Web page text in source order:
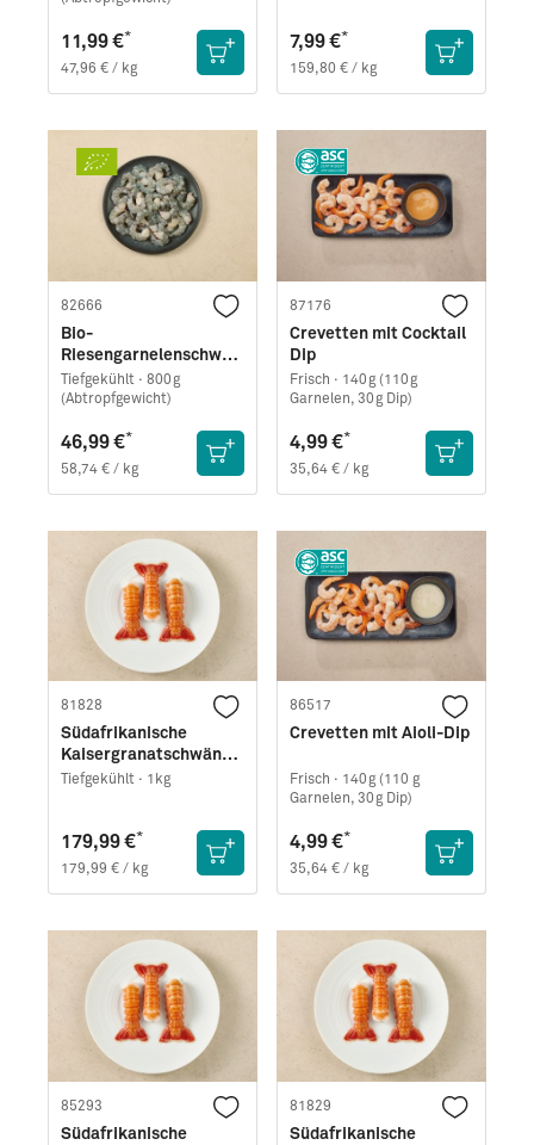
11,99 €*
47,96 € / kg
7,99 €*
159,80 € / kg
82666
Bio-
Riesengarnelenschwän
ze (Black Tiger) · ohne
Schale
Tiefgekühlt · 800g
(Abtropfgewicht)
46,99 €*
58,74 € / kg
87176
Crevetten mit Cocktail
Dip
Frisch · 140g (110g
Garnelen, 30g Dip)
4,99 €*
35,64 € / kg
81828
Südafrikanische
Kaisergranatschwänze
· Größe L
Tiefgekühlt · 1kg
179,99 €*
179,99 € / kg
86517
Crevetten mit Aioli-Dip
Frisch · 140g (110 g
Garnelen, 30g Dip)
4,99 €*
35,64 € / kg
85293
Südafrikanische
81829
Südafrikanische